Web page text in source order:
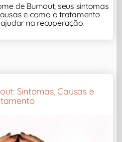
de Burnout, seus sintomas
e como o tratamento
na recuperação.
Sintomas, Causas e